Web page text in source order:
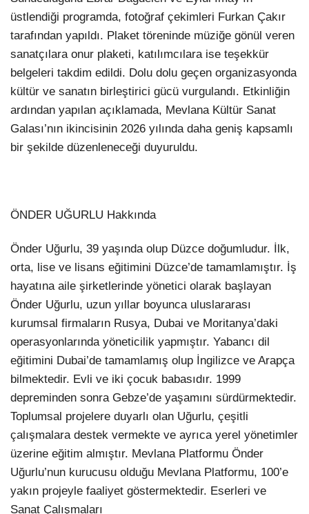
üstlendiği programda, fotoğraf çekimleri Furkan Çakır
tarafından yapıldı. Plaket töreninde müziğe gönül veren
sanatçılara onur plaketi, katılımcılara ise teşekkür
belgeleri takdim edildi. Dolu dolu geçen organizasyonda
kültür ve sanatın birleştirici gücü vurgulandı. Etkinliğin
ardından yapılan açıklamada, Mevlana Kültür Sanat
Galası’nın ikincisinin 2026 yılında daha geniş kapsamlı
bir şekilde düzenleneceği duyuruldu.
ÖNDER UĞURLU Hakkında
Önder Uğurlu, 39 yaşında olup Düzce doğumludur. İlk,
orta, lise ve lisans eğitimini Düzce’de tamamlamıştır. İş
hayatına aile şirketlerinde yönetici olarak başlayan
Önder Uğurlu, uzun yıllar boyunca uluslararası
kurumsal firmaların Rusya, Dubai ve Moritanya’daki
operasyonlarında yöneticilik yapmıştır. Yabancı dil
eğitimini Dubai’de tamamlamış olup İngilizce ve Arapça
bilmektedir. Evli ve iki çocuk babasıdır. 1999
depreminden sonra Gebze’de yaşamını sürdürmektedir.
Toplumsal projelere duyarlı olan Uğurlu, çeşitli
çalışmalara destek vermekte ve ayrıca yerel yönetimler
üzerine eğitim almıştır. Mevlana Platformu Önder
Uğurlu’nun kurucusu olduğu Mevlana Platformu, 100’e
yakın projeyle faaliyet göstermektedir. Eserleri ve
Sanat Çalışmaları